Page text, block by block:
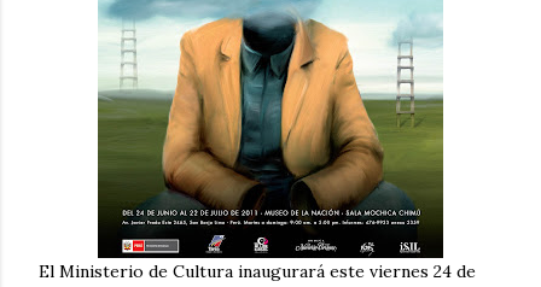
El Ministerio de Cultura inaugurará este viernes 24 de